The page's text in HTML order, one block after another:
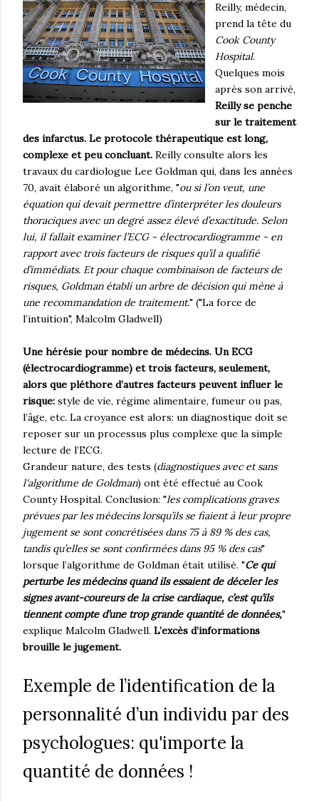
Reilly, médecin,
prend la tête du
Cook County
Hospital.
Quelques mois
après son arrivé,
Reilly se penche
sur le traitement
des infarctus. Le protocole thérapeutique est long,
complexe et peu concluant. Reilly consulte alors les
travaux du cardiologue Lee Goldman qui, dans les années
70, avait élaboré un algorithme, "ou si l’on veut, une
équation qui devait permettre d’interpréter les douleurs
thoraciques avec un degré assez élevé d’exactitude. Selon
lui, il fallait examiner l’ECG - électrocardiogramme - en
rapport avec trois facteurs de risques qu’il a qualifié
d’immédiats. Et pour chaque combinaison de facteurs de
risques, Goldman établi un arbre de décision qui mène à
une recommandation de traitement." ("La force de
l’intuition", Malcolm Gladwell)
Une hérésie pour nombre de médecins. Un ECG
(électrocardiogramme) et trois facteurs, seulement,
alors que pléthore d’autres facteurs peuvent influer le
risque: style de vie, régime alimentaire, fumeur ou pas,
l’âge, etc. La croyance est alors: un diagnostique doit se
reposer sur un processus plus complexe que la simple
lecture de l’ECG.
Grandeur nature, des tests (diagnostiques avec et sans
l'algorithme de Goldman) ont été effectué au Cook
County Hospital. Conclusion: "les complications graves
prévues par les médecins lorsqu’ils se fiaient à leur propre
jugement se sont concrétisées dans 75 à 89 % des cas,
tandis qu’elles se sont confirmées dans 95 % des cas"
lorsque l’algorithme de Goldman était utilisé. "Ce qui
perturbe les médecins quand ils essaient de déceler les
signes avant-coureurs de la crise cardiaque, c’est qu’ils
tiennent compte d’une trop grande quantité de données,"
explique Malcolm Gladwell. L’excès d’informations
brouille le jugement.
Exemple de l’identification de la
personnalité d’un individu par des
psychologues: qu'importe la
quantité de données !